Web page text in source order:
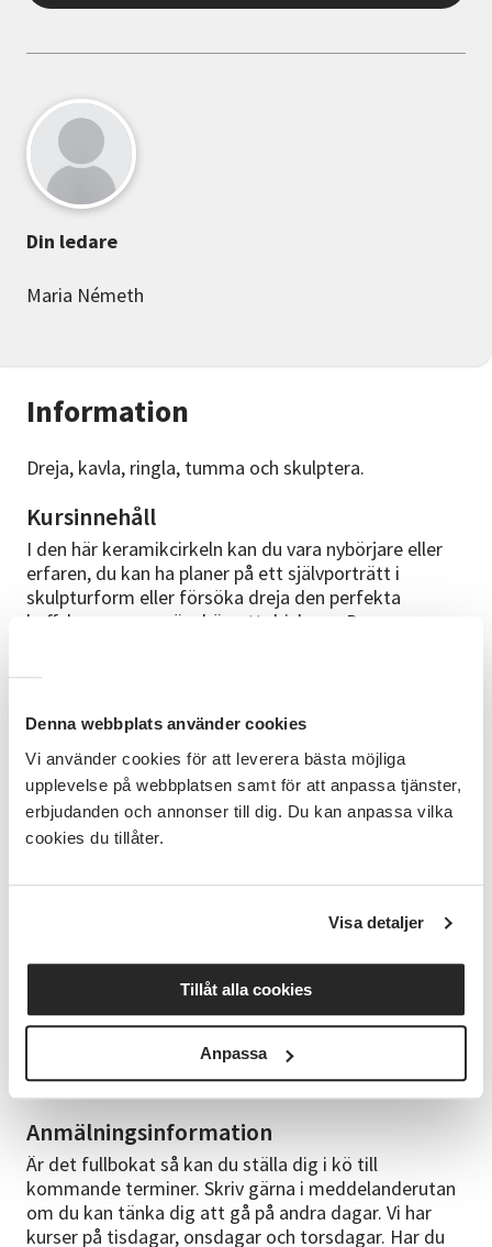
Denna webbplats använder cookies
Vi använder cookies för att leverera bästa möjliga
upplevelse på webbplatsen samt för att anpassa tjänster,
erbjudanden och annonser till dig. Du kan anpassa vilka
cookies du tillåter.
Visa detaljer
Tillåt alla cookies
Anpassa
Information
Dreja, kavla, ringla, tumma och skulptera.
Kursinnehåll
I den här keramikcirkeln kan du vara nybörjare eller
erfaren, du kan ha planer på ett självporträtt i
skulpturform eller försöka dreja den perfekta
kaffekoppen som är skön att dricka ur. Du ges
Höstens kurs är på 10 träffar och vi startar Onsdagen
den 30 september kl 18:30-20:45. Sedan ses vi var
onsdag tills den 2 december.
Utöver kursavgiften så tillkommer det kostnad för
lera med 80kr/kilo. I det priset ingår två bränningar,
glasyr och diverse förbrukningsmaterial. Faktura för
använd lera kommer att skickas efter avslutad
termin.
Anmälningsinformation
Är det fullbokat så kan du ställa dig i kö till
kommande terminer. Skriv gärna i meddelanderutan
om du kan tänka dig att gå på andra dagar. Vi har
kurser på tisdagar, onsdagar och torsdagar. Har du
Din ledare
Maria Németh